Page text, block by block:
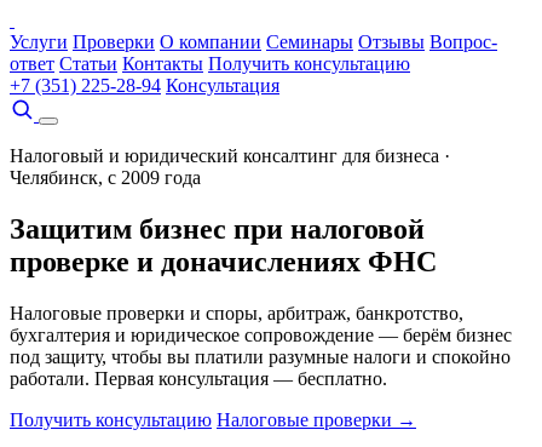
Услуги Проверки О компании Семинары Отзывы Вопрос-
ответ Статьи Контакты Получить консультацию
+7 (351) 225-28-94 Консультация
Налоговый и юридический консалтинг для бизнеса ·
Челябинск, с 2009 года
Защитим бизнес при налоговой
проверке и доначислениях ФНС
Налоговые проверки и споры, арбитраж, банкротство,
бухгалтерия и юридическое сопровождение — берём бизнес
под защиту, чтобы вы платили разумные налоги и спокойно
работали. Первая консультация — бесплатно.
Получить консультацию Налоговые проверки →